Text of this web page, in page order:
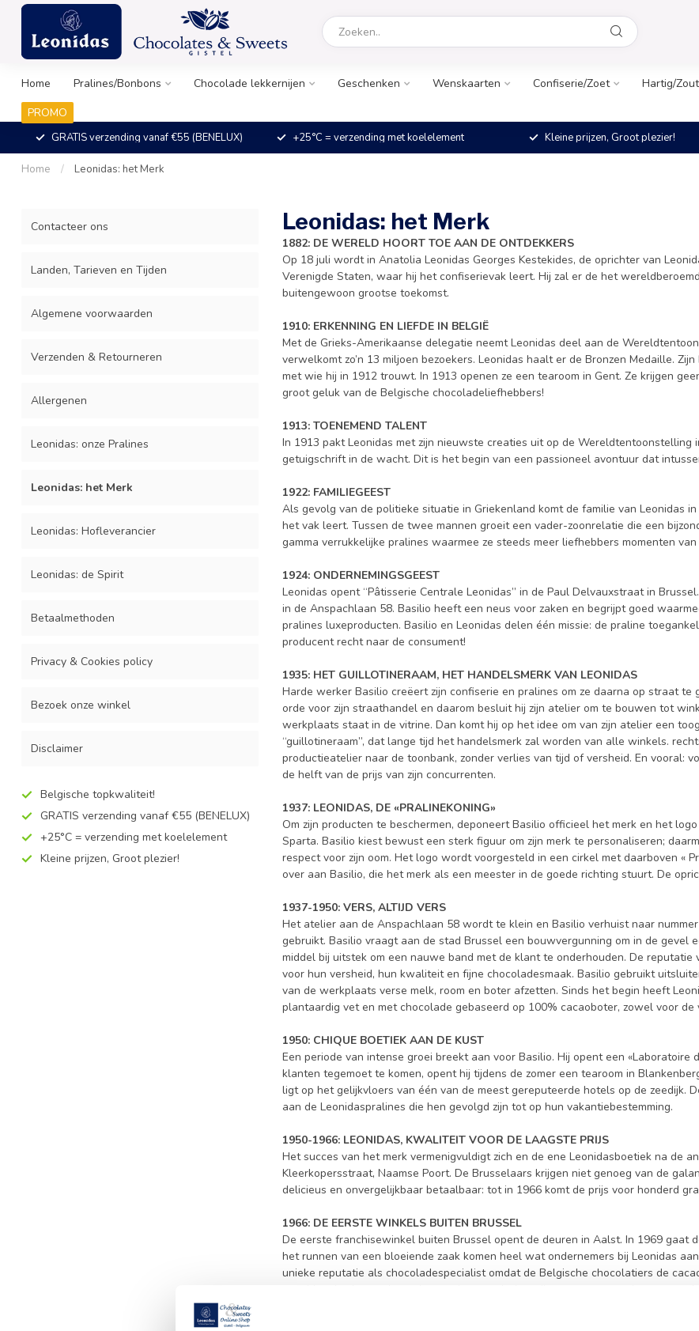
Home Pralines/Bonbons Chocolade lekkernijen Geschenken Wenskaarten Confiserie/Zoet Hartig/Zout
PROMO
GRATIS verzending vanaf €55 (BENELUX) +25°C = verzending met koelelement Kleine prijzen, Groot plezier!
Home / Leonidas: het Merk
Contacteer ons
Landen, Tarieven en Tijden
Algemene voorwaarden
Verzenden & Retourneren
Allergenen
Leonidas: onze Pralines
Leonidas: het Merk
Leonidas: Hofleverancier
Leonidas: de Spirit
Betaalmethoden
Privacy & Cookies policy
Bezoek onze winkel
Disclaimer
Belgische topkwaliteit!
GRATIS verzending vanaf €55 (BENELUX)
+25°C = verzending met koelelement
Kleine prijzen, Groot plezier!
Leonidas: het Merk
1882: DE WERELD HOORT TOE AAN DE ONTDEKKERS
Op 18 juli wordt in Anatolia Leonidas Georges Kestekides, de oprichter van
Verenigde Staten, waar hij het confiserievak leert. Hij zal er de het
buitengewoon grootse toekomst.
1910: ERKENNING EN LIEFDE IN BELGIË
Met de Grieks-Amerikaanse delegatie neemt Leonidas deel aan de
verwelkomt zo’n 13 miljoen bezoekers. Leonidas haalt er de Bronzen Medaille.
met wie hij in 1912 trouwt. In 1913 openen ze een tearoom in Gent. Ze krijgen
groot geluk van de Belgische chocoladeliefhebbers!
1913: TOENEMEND TALENT
In 1913 pakt Leonidas met zijn nieuwste creaties uit op de Wereldtentoonstelling
getuigschrift in de wacht. Dit is het begin van een passioneel avontuur dat
1922: FAMILIEGEEST
Als gevolg van de politieke situatie in Griekenland komt de familie van Leonidas
het vak leert. Tussen de twee mannen groeit een vader-zoonrelatie die een
gamma verrukkelijke pralines waarmee ze steeds meer liefhebbers momenten
1924: ONDERNEMINGSGEEST
Leonidas opent “Pâtisserie Centrale Leonidas” in de Paul Delvauxstraat in
in de Anspachlaan 58. Basilio heeft een neus voor zaken en begrijpt goed
pralines luxeproducten. Basilio en Leonidas delen één missie: de praline
producent recht naar de consument!
1935: HET GUILLOTINERAAM, HET HANDELSMERK VAN LEONIDAS
Harde werker Basilio creëert zijn confiserie en pralines om ze daarna op straat
orde voor zijn straathandel en daarom besluit hij zijn atelier om te bouwen tot
werkplaats staat in de vitrine. Dan komt hij op het idee om van zijn atelier een
“guillotineraam”, dat lange tijd het handelsmerk zal worden van alle winkels.
productieatelier naar de toonbank, zonder verlies van tijd of versheid. En vooral:
de helft van de prijs van zijn concurrenten.
1937: LEONIDAS, DE «PRALINEKONING»
Om zijn producten te beschermen, deponeert Basilio officieel het merk en het
Sparta. Basilio kiest bewust een sterk figuur om zijn merk te personaliseren;
respect voor zijn oom. Het logo wordt voorgesteld in een cirkel met daarboven «
over aan Basilio, die het merk als een meester in de goede richting stuurt. De
1937-1950: VERS, ALTIJD VERS
Het atelier aan de Anspachlaan 58 wordt te klein en Basilio verhuist naar
gebruikt. Basilio vraagt aan de stad Brussel een bouwvergunning om in de
middel bij uitstek om een nauwe band met de klant te onderhouden. De
voor hun versheid, hun kwaliteit en fijne chocoladesmaak. Basilio gebruikt
van de werkplaats verse melk, room en boter afzetten. Sinds het begin heeft
plantaardig vet en met chocolade gebaseerd op 100% cacaoboter, zowel voor
1950: CHIQUE BOETIEK AAN DE KUST
Een periode van intense groei breekt aan voor Basilio. Hij opent een «Laboratoire
klanten tegemoet te komen, opent hij tijdens de zomer een tearoom in
ligt op het gelijkvloers van één van de meest gereputeerde hotels op de zeedijk.
aan de Leonidaspralines die hen gevolgd zijn tot op hun vakantiebestemming.
1950-1966: LEONIDAS, KWALITEIT VOOR DE LAAGSTE PRIJS
Het succes van het merk vermenigvuldigt zich en de ene Leonidasboetiek na de
Kleerkopersstraat, Naamse Poort. De Brusselaars krijgen niet genoeg van de
delicieus en onvergelijkbaar betaalbaar: tot in 1966 komt de prijs voor honderd
1966: DE EERSTE WINKELS BUITEN BRUSSEL
De eerste franchisewinkel buiten Brussel opent de deuren in Aalst. In 1969 gaat
het runnen van een bloeiende zaak komen heel wat ondernemers bij Leonidas
unieke reputatie als chocoladespecialist omdat de Belgische chocolatiers de